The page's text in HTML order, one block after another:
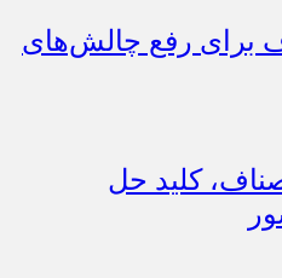
برای رفع چالش‌های
کلید حل